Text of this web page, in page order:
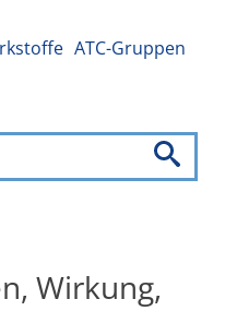
ATC-Gruppen
Wirkung,